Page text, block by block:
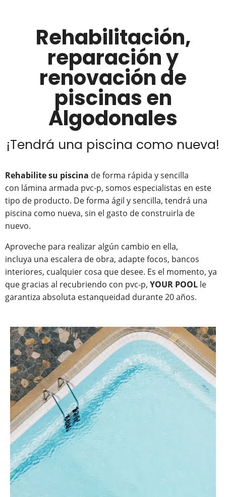
Rehabilitación,
reparación y
renovación de
piscinas en
Algodonales
¡Tendrá una piscina como nueva!
Rehabilite su piscina de forma rápida y sencilla
con lámina armada pvc-p, somos especialistas en este
tipo de producto. De forma ágil y sencilla, tendrá una
piscina como nueva, sin el gasto de construirla de
nuevo.
Aproveche para realizar algún cambio en ella,
incluya una escalera de obra, adapte focos, bancos
interiores, cualquier cosa que desee. Es el momento, ya
que gracias al recubriendo con pvc-p, YOUR POOL le
garantiza absoluta estanqueidad durante 20 años.